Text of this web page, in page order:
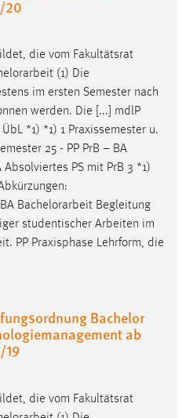
20
die vom Fakultätsrat
(1) Die
im ersten Semester nach
werden. Die [...] mdlP
*1) *1) 1 Praxissemester u.
25 - PP PrB – BA
Absolviertes PS mit PrB 3 *1)
Bachelorarbeit Begleitung
studentischer Arbeiten im
. PP Praxisphase Lehrform, die
Bachelor
ab
19
die vom Fakultätsrat